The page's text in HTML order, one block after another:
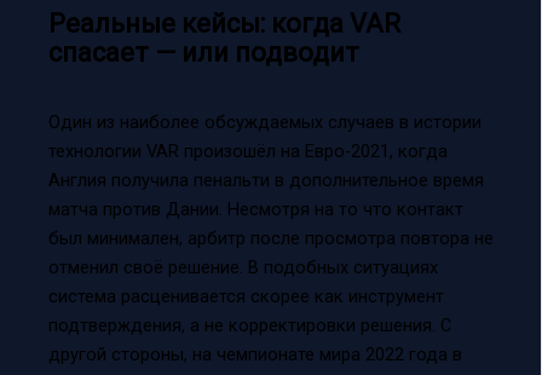
Реальные кейсы: когда VAR
спасает — или подводит
Один из наиболее обсуждаемых случаев в истории
технологии VAR произошёл на Евро-2021, когда
Англия получила пенальти в дополнительное время
матча против Дании. Несмотря на то что контакт
был минимален, арбитр после просмотра повтора не
отменил своё решение. В подобных ситуациях
система расценивается скорее как инструмент
подтверждения, а не корректировки решения. С
другой стороны, на чемпионате мира 2022 года в